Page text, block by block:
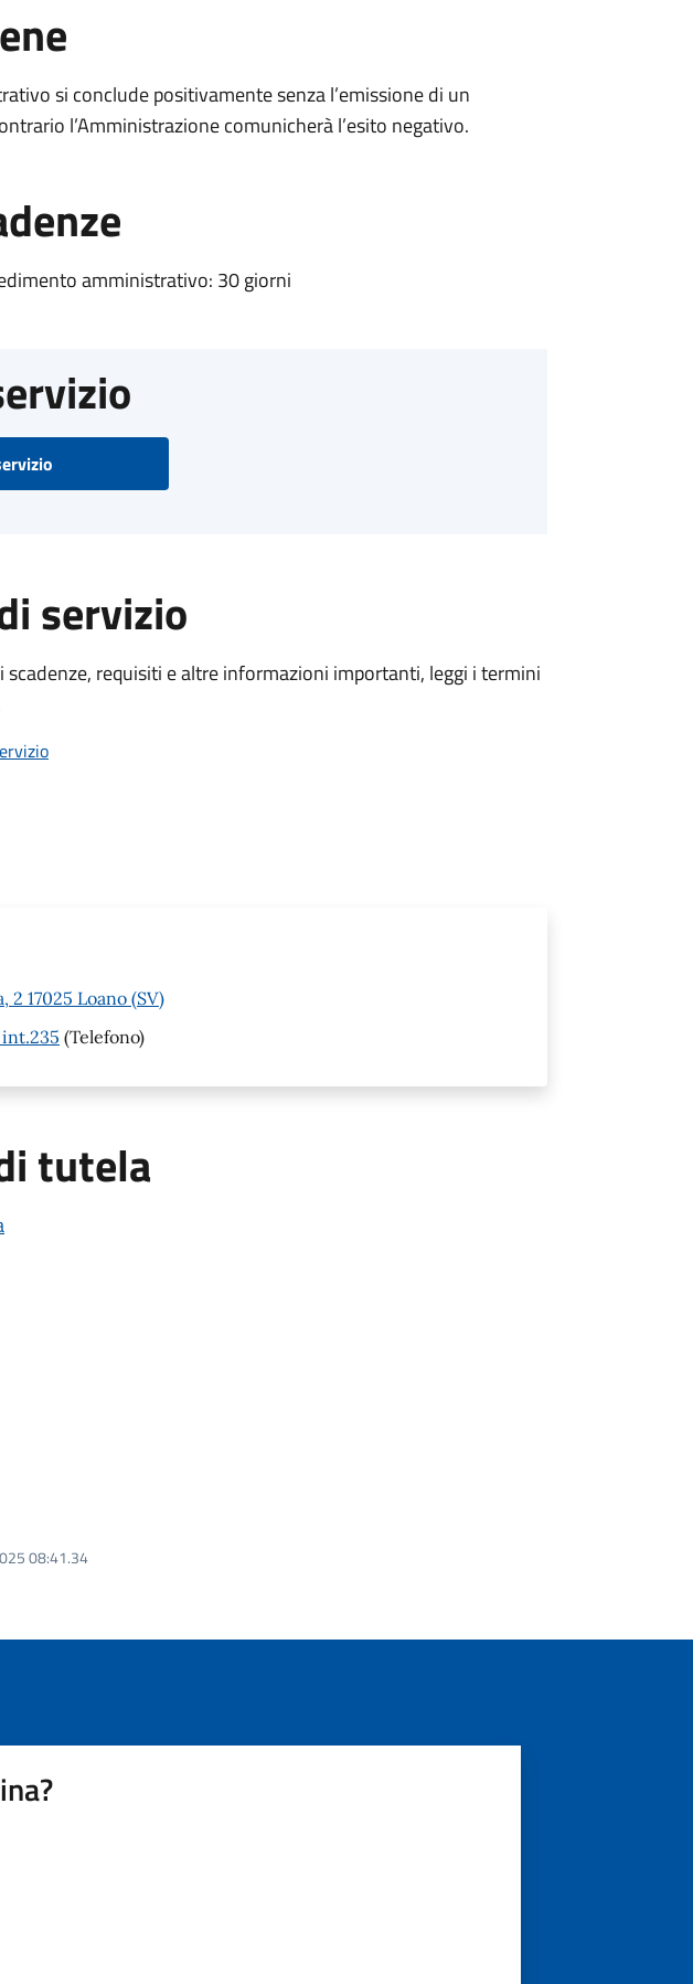
si conclude positivamente senza l’emissione di un
l’Amministrazione comunicherà l’esito negativo.
amministrativo: 30 giorni
servizio
scadenze, requisiti e altre informazioni importanti, leggi i termini
2 17025 Loano (SV)
int.235 (Telefono)
tutela
08:41.34